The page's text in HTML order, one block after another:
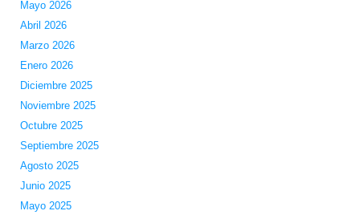
Mayo 2026
Abril 2026
Marzo 2026
Enero 2026
Diciembre 2025
Noviembre 2025
Octubre 2025
Septiembre 2025
Agosto 2025
Junio 2025
Mayo 2025